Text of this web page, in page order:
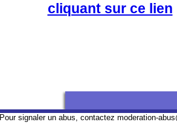
cliquant sur ce lien
Pour signaler un abus, contactez moderation-